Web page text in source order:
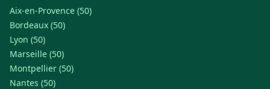
Aix-en-Provence (50)
Bordeaux (50)
Lyon (50)
Marseille (50)
Montpellier (50)
Nantes (50)